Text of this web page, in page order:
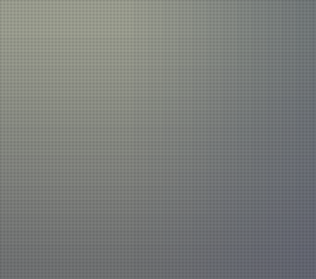
Einsätze
2026
2025
2024
2023
2022
2021
Aktuelles